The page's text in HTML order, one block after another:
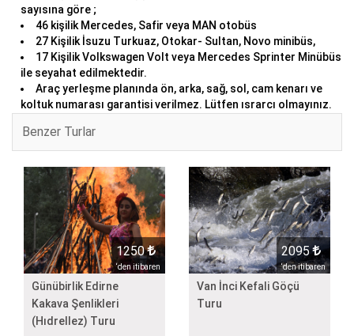
sayısına göre ;
46 kişilik Mercedes, Safir veya MAN otobüs
27 Kişilik İsuzu Turkuaz, Otokar- Sultan, Novo minibüs,
17 Kişilik Volkswagen Volt veya Mercedes Sprinter Minübüs
ile seyahat edilmektedir.
Araç yerleşme planında ön, arka, sağ, sol, cam kenarı ve
koltuk numarası garantisi verilmez. Lütfen ısrarcı olmayınız.
Benzer Turlar
1250
‘den itibaren
Günübirlik Edirne
Kakava Şenlikleri
(Hıdrellez) Turu
2095
‘den itibaren
Van İnci Kefali Göçü
Turu